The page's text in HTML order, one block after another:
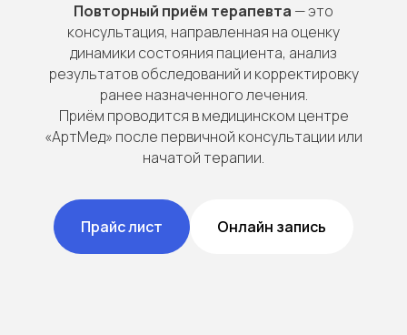
Повторный приём терапевта — это
консультация, направленная на оценку
динамики состояния пациента, анализ
результатов обследований и корректировку
ранее назначенного лечения.
Приём проводится в медицинском центре
«АртМед» после первичной консультации или
начатой терапии.
Прайс лист Онлайн запись